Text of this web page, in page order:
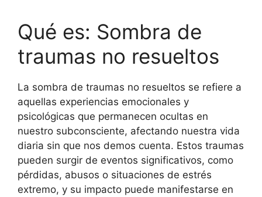
Qué es: Sombra de
traumas no resueltos
La sombra de traumas no resueltos se refiere a
aquellas experiencias emocionales y
psicológicas que permanecen ocultas en
nuestro subconsciente, afectando nuestra vida
diaria sin que nos demos cuenta. Estos traumas
pueden surgir de eventos significativos, como
pérdidas, abusos o situaciones de estrés
extremo, y su impacto puede manifestarse en